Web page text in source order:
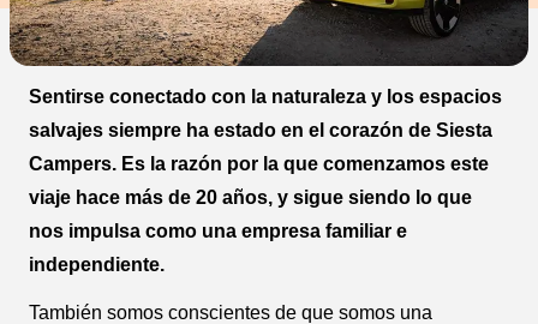
Sentirse conectado con la naturaleza y los espacios
salvajes siempre ha estado en el corazón de Siesta
Campers. Es la razón por la que comenzamos este
viaje hace más de 20 años, y sigue siendo lo que
nos impulsa como una empresa familiar e
independiente.
También somos conscientes de que somos una